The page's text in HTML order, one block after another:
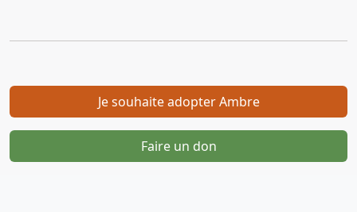
Je souhaite adopter Ambre
Faire un don